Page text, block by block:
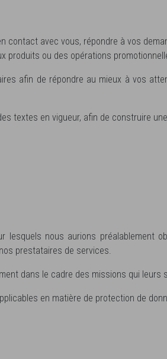
avec vous, répondre à vos
produits ou des opérations
afin de répondre au mieux à vos
textes en vigueur, afin de construire
nous aurions préalablement
prestataires de services.
dans le cadre des missions qui
en matière de protection de